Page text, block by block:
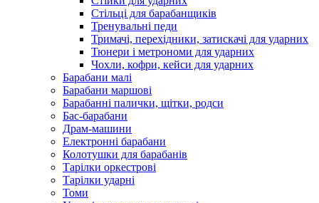
Стільці для барабанщиків
Тренувальні педи
Тримачі, перехідники, затискачі для ударних
Тюнери і метрономи для ударних
Чохли, кофри, кейси для ударних
Барабани малі
Барабани маршові
Барабанні палички, щітки, родси
Бас-барабани
Драм-машини
Електронні барабани
Колотушки для барабанів
Тарілки оркестрові
Тарілки ударні
Томи